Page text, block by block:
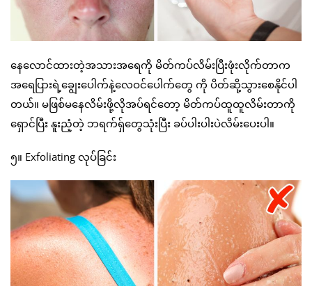
နေလောင်ထားတဲ့အသားအရေကို မိတ်ကပ်လိမ်းပြီးဖုံးလိုက်တာက
အရေပြားရဲ့ချွေးပေါက်နဲ့လေဝင်ပေါက်တွေ ကို ပိတ်ဆို့သွားစေနိုင်ပါ
တယ်။ မဖြစ်မနေလိမ်းဖို့လိုအပ်ရင်တော့ မိတ်ကပ်ထူထူလိမ်းတာကို
ရှောင်ပြီး နူးညံ့တဲ့ ဘရက်ရှ်တွေသုံးပြီး ခပ်ပါးပါးပဲလိမ်းပေးပါ။
၅။ Exfoliating လုပ်ခြင်း